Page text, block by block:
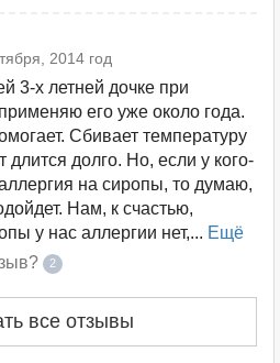
2014 год
3-х летней дочке при
его уже около года.
Сбивает температуру
долго. Но, если у кого-
аллергия на сиропы, то думаю,
Нам, к счастью,
у нас аллергии нет,... Ещё
2
все отзывы